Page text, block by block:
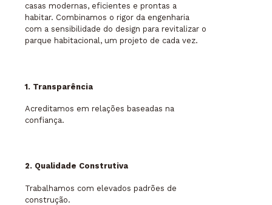
casas modernas, eficientes e prontas a
habitar. Combinamos o rigor da engenharia
com a sensibilidade do design para revitalizar o
parque habitacional, um projeto de cada vez.
1. Transparência
Acreditamos em relações baseadas na
confiança.
2. Qualidade Construtiva
Trabalhamos com elevados padrões de
construção.